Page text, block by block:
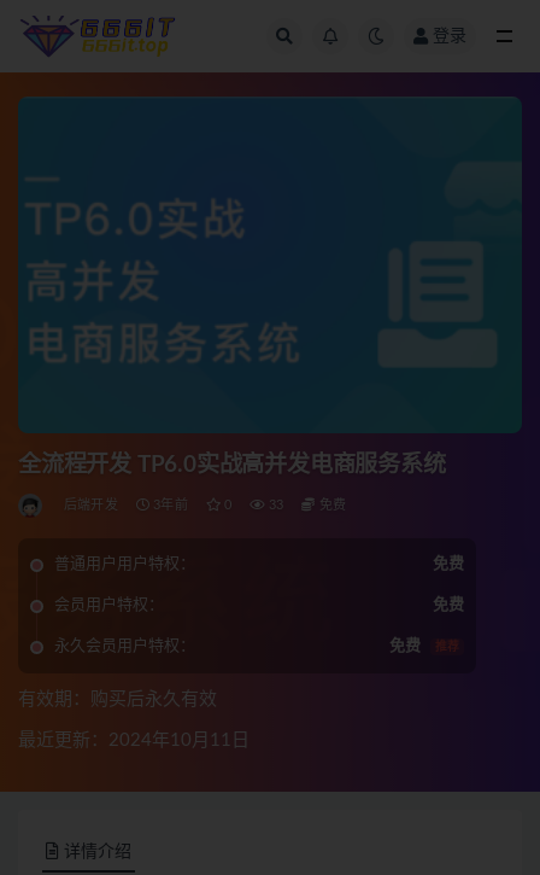
登录
全流程开发 TP6.0实战高并发电商服务系统
后端开发 3年前 0 33 免费
普通用户用户特权： 免费
会员用户特权： 免费
永久会员用户特权： 免费 推荐
有效期：购买后永久有效
最近更新：2024年10月11日
详情介绍